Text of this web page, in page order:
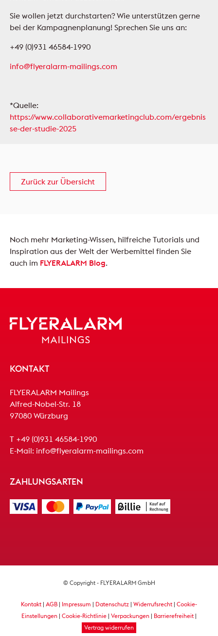
Sie wollen jetzt durchstarten? Wie unterstützen gerne
bei der Kampagnenplanung! Sprechen Sie uns an:
+49 (0)931 46584-1990
info@flyeralarm-mailings.com
*Quelle:
https://www.collaborativemarketingclub.com/ergebnis
se-der-studie-2025
Zurück zur Übersicht
Noch mehr Marketing-Wissen, hilfreiche Tutorials und
Inspiration aus der Welt der Werbemittel finden Sie
auch im FLYERALARM Blog.
KONTAKT
FLYERALARM Mailings
Alfred-Nobel-Str. 18
97080 Würzburg
T +49 (0)931 46584-1990
E-Mail: info@flyeralarm-mailings.com
ZAHLUNGSARTEN
© Copyright - FLYERALARM GmbH
Kontakt | AGB | Impressum | Datenschutz | Widerrufsrecht | Cookie-
Einstellungen | Cookie-Richtlinie | Verpackungen | Barrierefreiheit |
Vertrag widerrufen